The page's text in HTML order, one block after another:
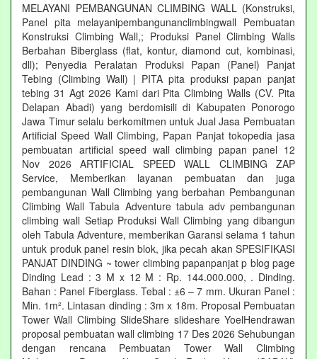
MELAYANI PEMBANGUNAN CLIMBING WALL (Konstruksi,
Panel pita melayanipembangunanclimbingwall Pembuatan
Konstruksi Climbing Wall,; Produksi Panel Climbing Walls
Berbahan Biberglass (flat, kontur, diamond cut, kombinasi,
dll); Penyedia Peralatan Produksi Papan (Panel) Panjat
Tebing (Climbing Wall) | PITA pita produksi papan panjat
tebing 31 Agt 2026 Kami dari Pita Climbing Walls (CV. Pita
Delapan Abadi) yang berdomisili di Kabupaten Ponorogo
Jawa Timur selalu berkomitmen untuk Jual Jasa Pembuatan
Artificial Speed Wall Climbing, Papan Panjat tokopedia jasa
pembuatan artificial speed wall climbing papan panel 12
Nov 2026 ARTIFICIAL SPEED WALL CLIMBING ZAP
Service, Memberikan layanan pembuatan dan juga
pembangunan Wall Climbing yang berbahan Pembangunan
Climbing Wall Tabula Adventure tabula adv pembangunan
climbing wall Setiap Produksi Wall Climbing yang dibangun
oleh Tabula Adventure, memberikan Garansi selama 1 tahun
untuk produk panel resin blok, jika pecah akan SPESIFIKASI
PANJAT DINDING ~ tower climbing papanpanjat p blog page
Dinding Lead : 3 M x 12 M : Rp. 144.000.000, . Dinding.
Bahan : Panel Fiberglass. Tebal : ±6 – 7 mm. Ukuran Panel :
Min. 1m². Lintasan dinding : 3m x 18m. Proposal Pembuatan
Tower Wall Climbing SlideShare slideshare YoelHendrawan
proposal pembuatan wall climbing 17 Des 2026 Sehubungan
dengan rencana Pembuatan Tower Wall Climbing